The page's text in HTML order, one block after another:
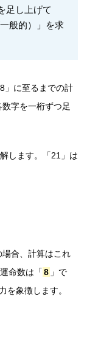
足し上げて
般的）」を求
」に至るまでの計
字を一桁ずつ足
します。「21」は
合、計算はこれ
命数は「8 」で
を象徴します。